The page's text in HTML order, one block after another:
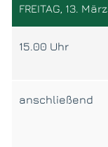
FREITAG, 13.
15.00 Uhr
anschließend